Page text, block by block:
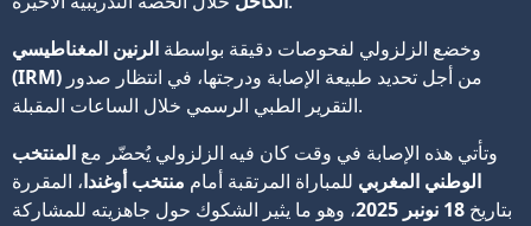
وخضع الزلزولي لفحوصات دقيقة بواسطة الرنين المغناطيسي
(IRM)
التقرير الطبي الرسمي خلال الساعات المقبلة.
وتأتي هذه الإصابة في وقت كان فيه الزلزولي يُحضّر مع المنتخب
الوطني المغربي للمباراة المرتقبة أمام منتخب أوغندا، المقررة
بتاريخ 18 نونبر 2025
، وهو ما يثير الشكوك حول جاهزيته للمشاركة